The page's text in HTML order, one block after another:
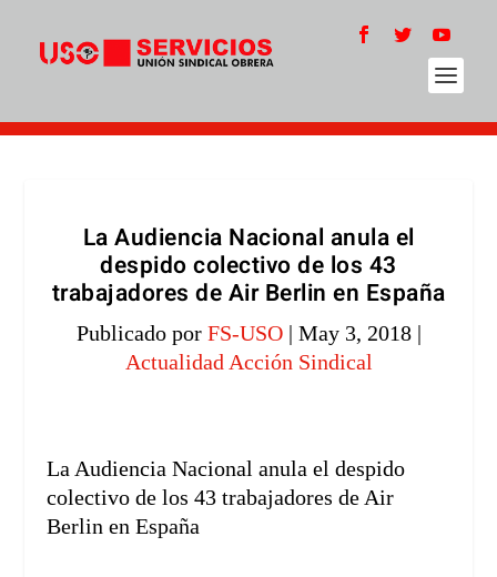
La Audiencia Nacional anula el
despido colectivo de los 43
trabajadores de Air Berlin en España
Publicado por FS-USO| May 3, 2018|
Actualidad Acción Sindical
La Audiencia Nacional anula el despido
colectivo de los 43 trabajadores de Air
Berlin en España